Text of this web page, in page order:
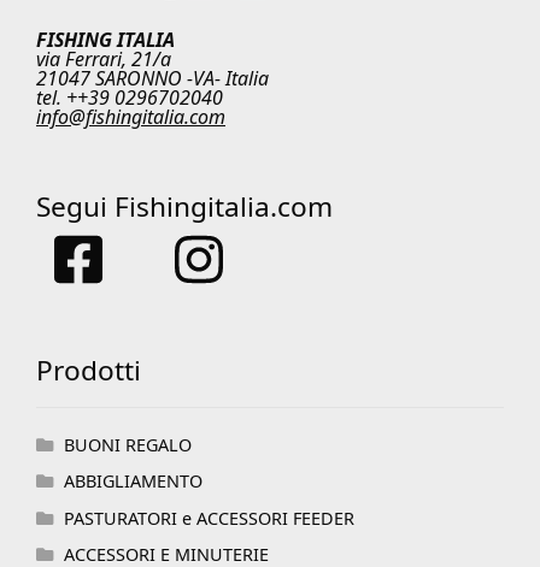
FISHING ITALIA
via Ferrari, 21/a
21047 SARONNO -VA- Italia
tel. ++39 0296702040
info@fishingitalia.com
Segui Fishingitalia.com
Prodotti
BUONI REGALO
ABBIGLIAMENTO
PASTURATORI e ACCESSORI FEEDER
ACCESSORI E MINUTERIE